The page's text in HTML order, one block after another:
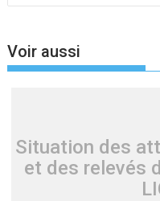
Voir aussi
Situation des
et des relevés